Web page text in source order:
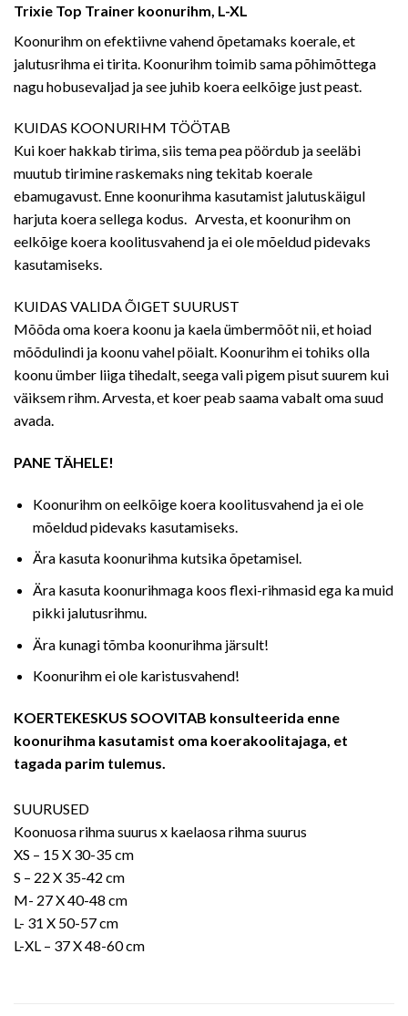
Trixie Top Trainer koonurihm, L-XL
Koonurihm on efektiivne vahend õpetamaks koerale, et
jalutusrihma ei tirita. Koonurihm toimib sama põhimõttega
nagu hobusevaljad ja see juhib koera eelkõige just peast.
KUIDAS KOONURIHM TÖÖTAB
Kui koer hakkab tirima, siis tema pea pöördub ja seeläbi
muutub tirimine raskemaks ning tekitab koerale
ebamugavust. Enne koonurihma kasutamist jalutuskäigul
harjuta koera sellega kodus. Arvesta, et koonurihm on
eelkõige koera koolitusvahend ja ei ole mõeldud pidevaks
kasutamiseks.
KUIDAS VALIDA ÕIGET SUURUST
Mõõda oma koera koonu ja kaela ümbermõõt nii, et hoiad
mõõdulindi ja koonu vahel pöialt. Koonurihm ei tohiks olla
koonu ümber liiga tihedalt, seega vali pigem pisut suurem kui
väiksem rihm. Arvesta, et koer peab saama vabalt oma suud
avada.
PANE TÄHELE!
Koonurihm on eelkõige koera koolitusvahend ja ei ole
mõeldud pidevaks kasutamiseks.
Ära kasuta koonurihma kutsika õpetamisel.
Ära kasuta koonurihmaga koos flexi-rihmasid ega ka muid
pikki jalutusrihmu.
Ära kunagi tõmba koonurihma järsult!
Koonurihm ei ole karistusvahend!
KOERTEKESKUS SOOVITAB konsulteerida enne
koonurihma kasutamist oma koerakoolitajaga, et
tagada parim tulemus.
SUURUSED
Koonuosa rihma suurus x kaelaosa rihma suurus
XS – 15 X 30-35 cm
S – 22 X 35-42 cm
M- 27 X 40-48 cm
L- 31 X 50-57 cm
L-XL – 37 X 48-60 cm